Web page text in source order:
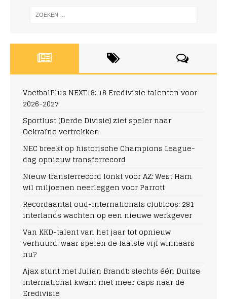
VoetbalPlus NEXT18: 18 Eredivisie talenten voor
2026-2027
Sportlust (Derde Divisie) ziet speler naar
Oekraïne vertrekken
NEC breekt op historische Champions League-
dag opnieuw transferrecord
Nieuw transferrecord lonkt voor AZ: West Ham
wil miljoenen neerleggen voor Parrott
Recordaantal oud-internationals clubloos: 281
interlands wachten op een nieuwe werkgever
Van KKD-talent van het jaar tot opnieuw
verhuurd: waar spelen de laatste vijf winnaars
nu?
Ajax stunt met Julian Brandt: slechts één Duitse
international kwam met meer caps naar de
Eredivisie